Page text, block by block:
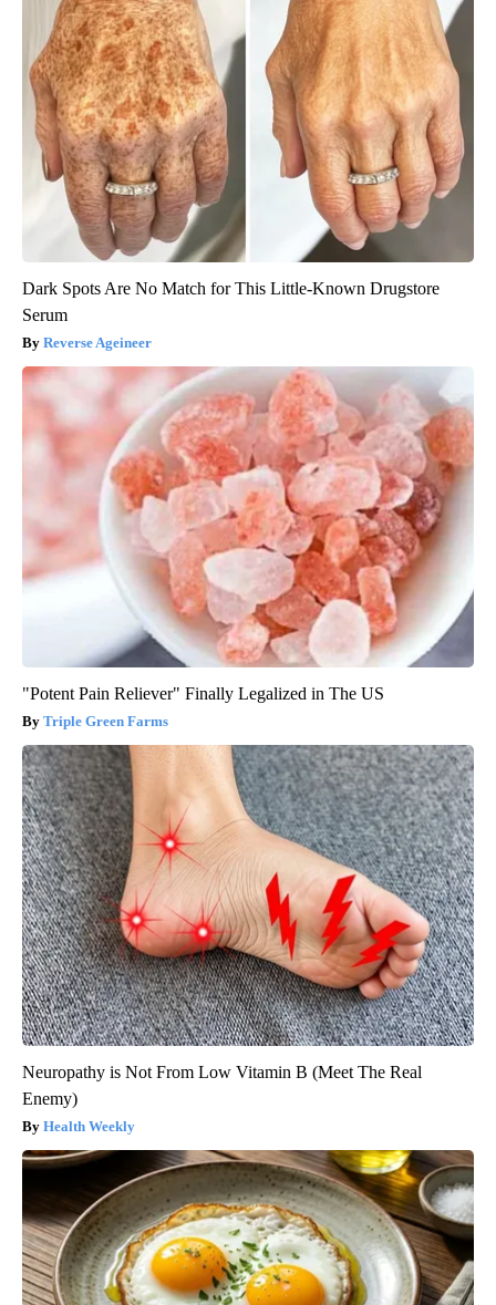
Dark Spots Are No Match for This Little-Known Drugstore
Serum
Reverse Ageineer
"Potent Pain Reliever" Finally Legalized in The US
Triple Green Farms
Neuropathy is Not From Low Vitamin B (Meet The Real
Enemy)
Health Weekly